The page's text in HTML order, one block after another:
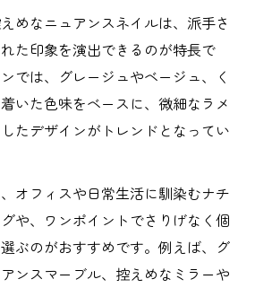
めなニュアンスネイルは、派手さ
た印象を演出できるのが特長で
では、グレージュやベージュ、く
いた色味をベースに、微細なラメ
たデザインがトレンドとなってい
オフィスや日常生活に馴染むナチ
や、ワンポイントでさりげなく個
ぶのがおすすめです。例えば、グ
ンスマーブル、控えめなミラーや